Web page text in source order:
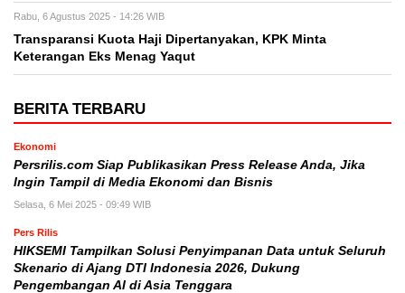
Rabu, 6 Agustus 2025 - 14:26 WIB
Transparansi Kuota Haji Dipertanyakan, KPK Minta
Keterangan Eks Menag Yaqut
BERITA TERBARU
Ekonomi
Persrilis.com Siap Publikasikan Press Release Anda, Jika
Ingin Tampil di Media Ekonomi dan Bisnis
Selasa, 6 Mei 2025 - 09:49 WIB
Pers Rilis
HIKSEMI Tampilkan Solusi Penyimpanan Data untuk Seluruh
Skenario di Ajang DTI Indonesia 2026, Dukung
Pengembangan AI di Asia Tenggara